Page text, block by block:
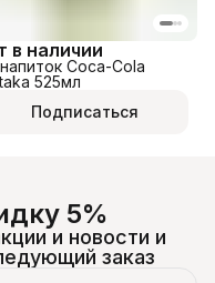
в наличии
Coca-Cola
525мл
Подписаться
5%
и новости и
заказ